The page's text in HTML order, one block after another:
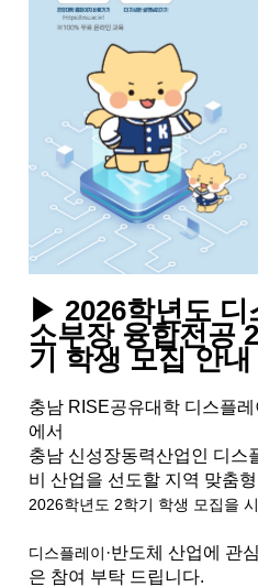
▶ 2026학년도 디
소부장 융합전공
기 학생 모집 안내
충남 RISE공유대학 디스플
에서
충남 신성장동력산업인 디스
비 산업을 선도할 지역 맞춤
2026학년도 2학기 학생 모집을
디스플레이·반도체 산업에 관
은 참여 부탁 드립니다.